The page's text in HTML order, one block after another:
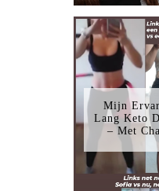
Mijn
Lang Keto
– Met